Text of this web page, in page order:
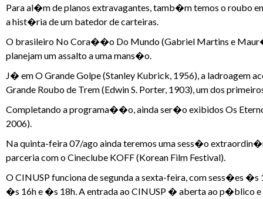
Para al�m de planos extravagantes, tamb�m temos o roubo
a hist�ria de um batedor de carteiras.
O brasileiro No Cora��o Do Mundo (Gabriel Martins e
planejam um assalto a uma mans�o.
J� em O Grande Golpe (Stanley Kubrick, 1956), a ladroagem
Grande Roubo de Trem (Edwin S. Porter, 1903), um dos
Completando a programa��o, ainda ser�o exibidos Os
2006).
Na quinta-feira 07/ago ainda teremos uma sess�o
parceria com o Cineclube KOFF (Korean Film Festival).
O CINUSP funciona de segunda a sexta-feira, com sess�es
�s 16h e �s 18h. A entrada ao CINUSP � aberta ao p�blico